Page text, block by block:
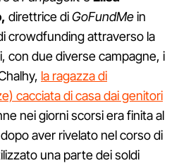
direttrice diGoFundMein
crowdfunding attraverso la
con due diverse campagne, i
la ragazza di
cacciata di casa dai genitori
nei giorni scorsi era finita al
aver rivelato nel corso di
una parte dei soldi